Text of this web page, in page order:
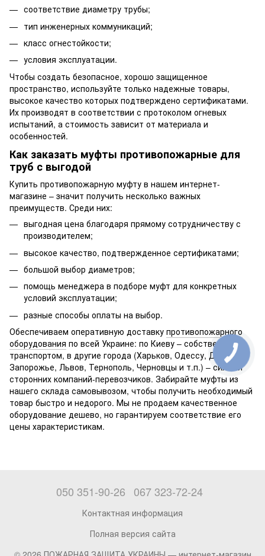
соответствие диаметру трубы;
тип инженерных коммуникаций;
класс огнестойкости;
условия эксплуатации.
Чтобы создать безопасное, хорошо защищенное
пространство, используйте только надежные товары,
высокое качество которых подтверждено сертификатами.
Их производят в соответствии с протоколом огневых
испытаний, а стоимость зависит от материала и
особенностей.
Как заказать муфты противопожарные для
труб с выгодой
Купить противопожарную муфту в нашем интернет-
магазине – значит получить несколько важных
преимуществ. Среди них:
выгодная цена благодаря прямому сотрудничеству с
производителем;
высокое качество, подтвержденное сертификатами;
большой выбор диаметров;
помощь менеджера в подборе муфт для конкретных
условий эксплуатации;
разные способы оплаты на выбор.
Обеспечиваем оперативную доставку противопожарного
оборудования по всей Украине: по Киеву – собственным
транспортом, в другие города (Харьков, Одессу, Днепр,
Запорожье, Львов, Тернополь, Черновцы и т.п.) – силами
сторонних компаний-перевозчиков. Забирайте муфты из
нашего склада самовывозом, чтобы получить необходимый
товар быстро и недорого. Мы не продаем качественное
оборудование дешево, но гарантируем соответствие его
цены характеристикам.
050 351-90-26 067 323-72-24
Контактная информация
Полная версия сайта